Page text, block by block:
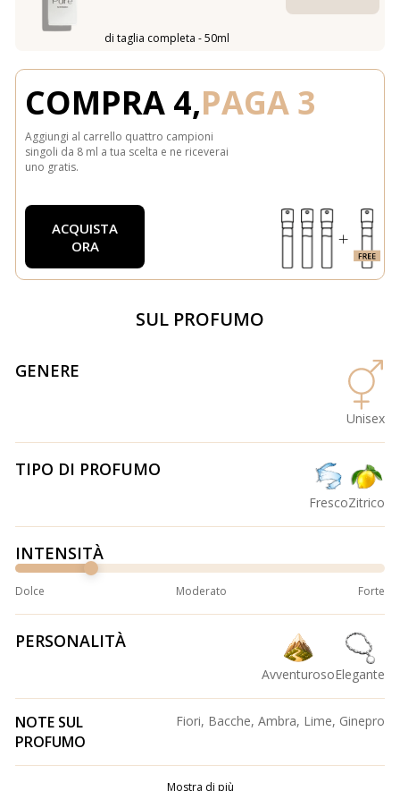
di taglia completa - 50ml
COMPRA 4,PAGA 3
Aggiungi al carrello quattro campioni
singoli da 8 ml a tua scelta e ne riceverai
uno gratis.
ACQUISTA
ORA
SUL PROFUMO
GENERE
Unisex
TIPO DI PROFUMO
FrescoZitrico
INTENSITÀ
Dolce Moderato Forte
PERSONALITÀ
AvventurosoElegante
NOTE SUL
PROFUMO
Fiori, Bacche, Ambra, Lime, Ginepro
Mostra di più